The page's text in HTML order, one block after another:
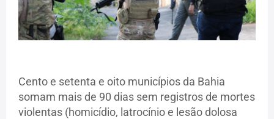
Cento e setenta e oito municípios da Bahia
somam mais de 90 dias sem registros de mortes
violentas (homicídio, latrocínio e lesão dolosa